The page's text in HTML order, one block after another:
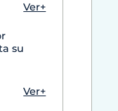
Ver+
su
Ver+